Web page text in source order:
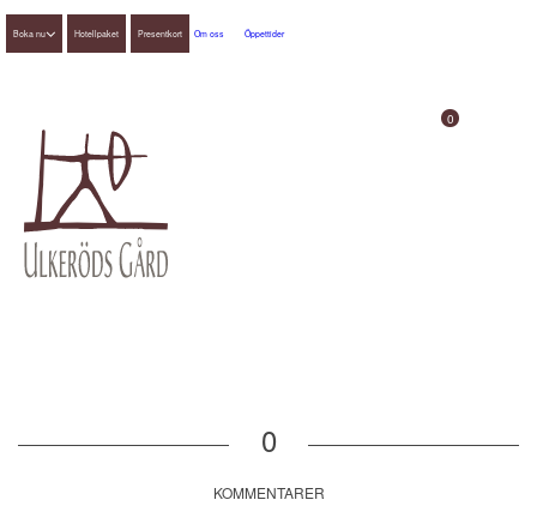
0
Boka nu Hotellpaket Presentkort Om oss Öppettider
0
KOMMENTARER